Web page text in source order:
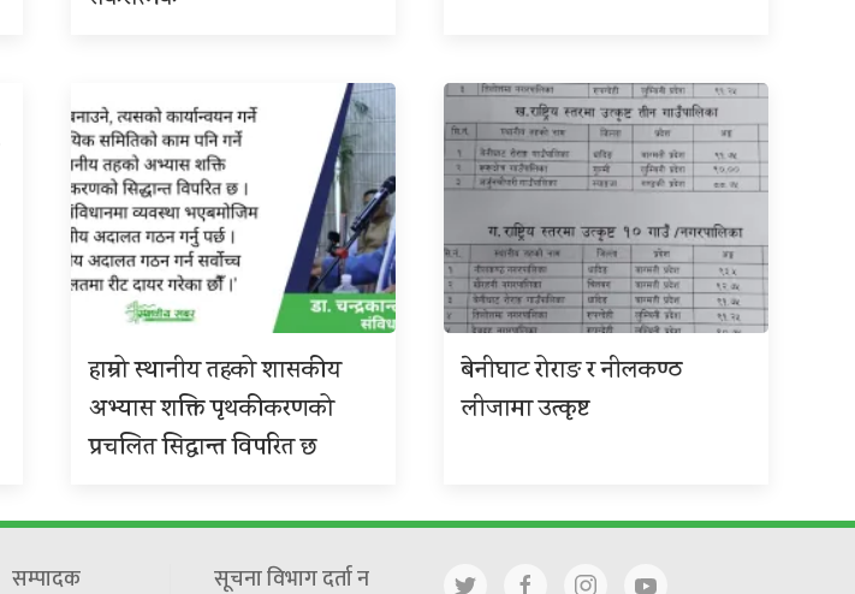
हाम्रो स्थानीय तहको शासकीय
अभ्यास शक्ति पृथकीकरणको
प्रचलित सिद्धान्त विपरित छ
बेनीघाट रोराङ र नीलकण्ठ
लीजामा उत्कृष्ट
सम्पादक सूचना विभाग दर्ता न